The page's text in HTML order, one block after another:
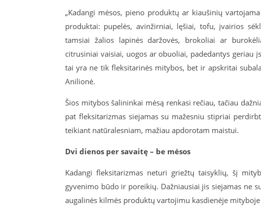
„Kadangi mėsos, pieno produktų ar kiaušinių
produktai: pupelės, avinžirniai, lęšiai, tofu, įvairios
tamsiai žalios lapinės daržovės, brokoliai ar
citrusiniai vaisiai, uogos ar obuoliai, padedantys geriau
tai yra ne tik fleksitarinės mitybos, bet ir apskritai
Anilionė.
Šios mitybos šalininkai mėsą renkasi rečiau, tačiau
pat fleksitarizmas siejamas su mažesniu stipriai
teikiant natūralesniam, mažiau apdorotam maistui.
Dvi dienos per savaitę – be mėsos
Kadangi fleksitarizmas neturi griežtų taisyklių, šį
gyvenimo būdo ir poreikių. Dažniausiai jis siejamas ne
augalinės kilmės produktų vartojimu kasdienėje